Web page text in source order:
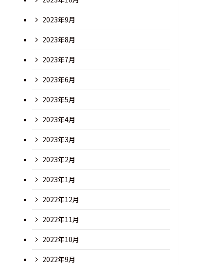
2023年9月
2023年8月
2023年7月
2023年6月
2023年5月
2023年4月
2023年3月
2023年2月
2023年1月
2022年12月
2022年11月
2022年10月
2022年9月